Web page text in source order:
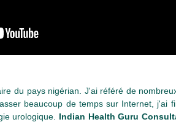
du pays nigérian. J'ai référé de
beaucoup de temps sur Internet,
urologique. Indian Health Guru